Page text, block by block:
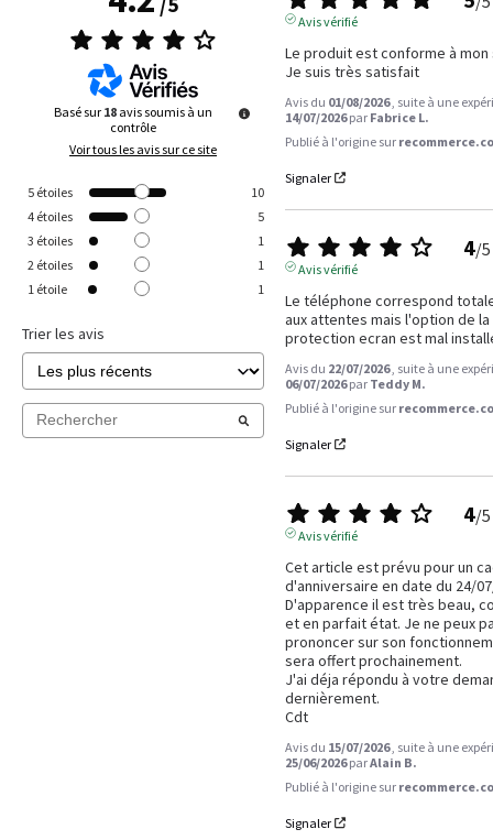
Basé sur 18 avis soumis à un
contrôle
Voir tous les avis sur ce site
5 étoiles
10
4 étoiles
5
3 étoiles
1
2 étoiles
1
1 étoile 1
Trier les avis
Avis vérifié
Le produit est conforme à mon
Je suis très satisfait
Avis du 01/08/2026 , suite à une
14/07/2026 par Fabrice L.
Publié à l'origine sur
Signaler
4/5
Avis vérifié
Le téléphone correspond
aux attentes mais l'option de la
protection ecran est mal
Avis du 22/07/2026 , suite à une
06/07/2026 par Teddy M.
Publié à l'origine sur
Signaler
4/5
Avis vérifié
Cet article est prévu pour un
d'anniversaire en date du 24/
D'apparence il est très beau,
et en parfait état. Je ne peux
prononcer sur son
sera offert prochainement.
J'ai déja répondu à votre
dernièrement.
Cdt
Avis du 15/07/2026 , suite à une
25/06/2026 parAlain B.
Publié à l'origine sur
Signaler